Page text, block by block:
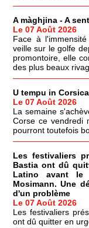
A màghjina - A
Le 07 Août 2026
Face à
veille sur le golfe
promontoire, elle
des plus beaux
U tempu in Corsica
Le 07 Août 2026
La semaine
Corse ce vendredi
pourront toutefois
Les festivaliers
Bastia ont dû
Latino avant
Mosimann. Une
d'un problème
Le 07 Août 2026
Les festivaliers
ont dû quitter en